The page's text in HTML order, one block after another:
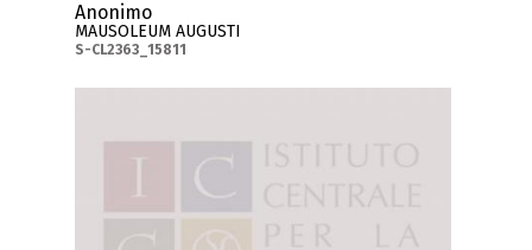
Anonimo
MAUSOLEUM AUGUSTI
S-CL2363_15811